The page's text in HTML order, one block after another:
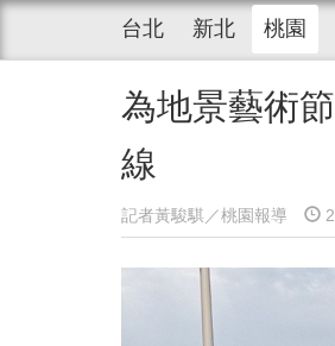
台北 新北 桃園
為地景藝術
線
記者黃駿騏／桃園報導